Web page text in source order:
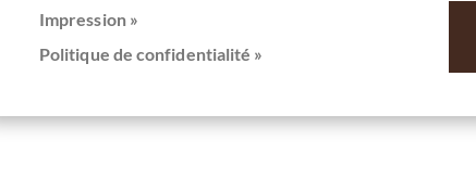
Impression »
Politique de confidentialité »